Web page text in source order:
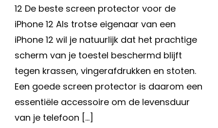
12 De beste screen protector voor de
iPhone 12 Als trotse eigenaar van een
iPhone 12 wil je natuurlijk dat het prachtige
scherm van je toestel beschermd blijft
tegen krassen, vingerafdrukken en stoten.
Een goede screen protector is daarom een
essentiële accessoire om de levensduur
van je telefoon […]